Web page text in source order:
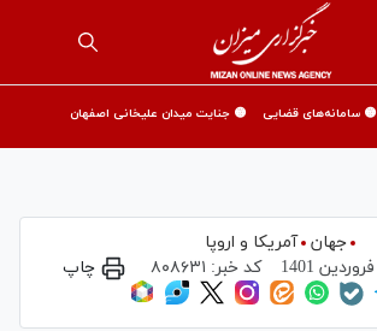
🟡 سامانه‌های قضایی 🟡 جنایت میدان علیخانی اصفهان
جهان
آمریکا و اروپا
کد خبر: ۸۰۸۶۳۱ چاپ